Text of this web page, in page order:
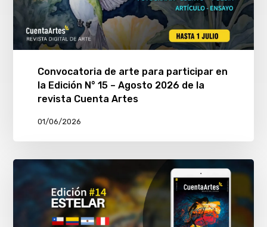
Convocatoria de arte para participar en
la Edición N° 15 – Agosto 2026 de la
revista Cuenta Artes
01/06/2026